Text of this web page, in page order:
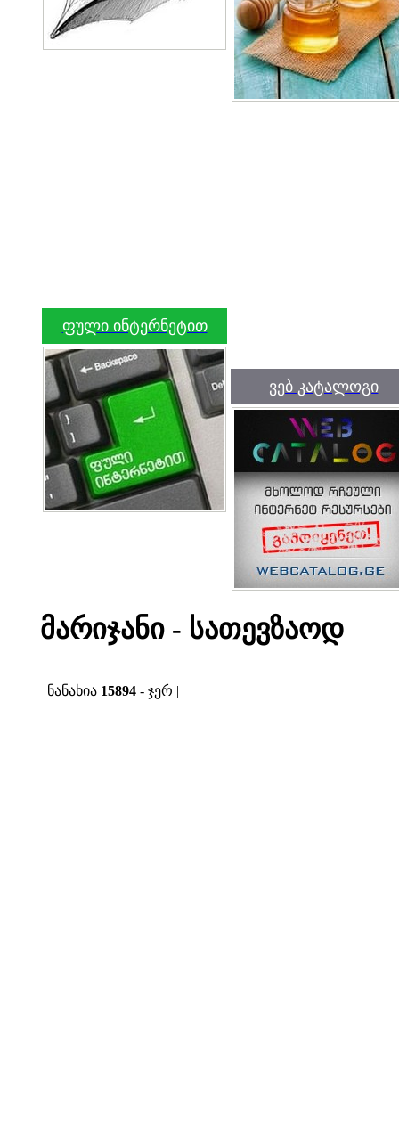
ფული ინტერნეტით
ვებ კატალოგი
მარიჯანი - სათევზაოდ
ნანახია 15894 - ჯერ |